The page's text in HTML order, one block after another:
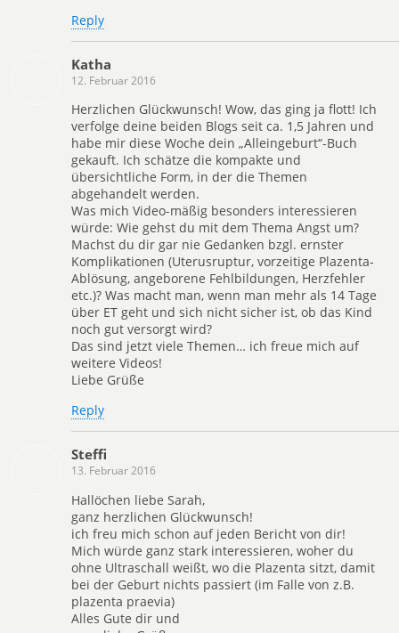
Reply
Katha
12. Februar 2016
Herzlichen Glückwunsch! Wow, das ging ja flott! Ich
verfolge deine beiden Blogs seit ca. 1,5 Jahren und
habe mir diese Woche dein „Alleingeburt“-Buch
gekauft. Ich schätze die kompakte und
übersichtliche Form, in der die Themen
abgehandelt werden.
Was mich Video-mäßig besonders interessieren
würde: Wie gehst du mit dem Thema Angst um?
Machst du dir gar nie Gedanken bzgl. ernster
Komplikationen (Uterusruptur, vorzeitige Plazenta-
Ablösung, angeborene Fehlbildungen, Herzfehler
etc.)? Was macht man, wenn man mehr als 14 Tage
über ET geht und sich nicht sicher ist, ob das Kind
noch gut versorgt wird?
Das sind jetzt viele Themen… ich freue mich auf
weitere Videos!
Liebe Grüße
Reply
Steffi
13. Februar 2016
Hallöchen liebe Sarah,
ganz herzlichen Glückwunsch!
ich freu mich schon auf jeden Bericht von dir!
Mich würde ganz stark interessieren, woher du
ohne Ultraschall weißt, wo die Plazenta sitzt, damit
bei der Geburt nichts passiert (im Falle von z.B.
plazenta praevia)
Alles Gute dir und